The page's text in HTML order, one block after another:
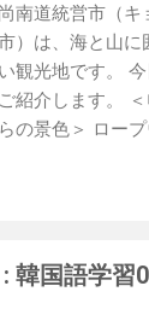
日公演当日の様
ティーディナー
チャリティーデ
ん楽しめる番組
南道統営市（キ
）は、海と山
観光地です。
紹介します。
の景色＞ ロープ
）に乗って頂上
舜臣 将軍、거
は事前に必ず調
韓国語学習